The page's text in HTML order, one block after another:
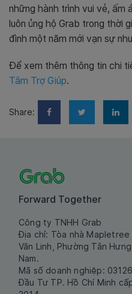
những hành trình vui vẻ, ấm
luôn ủng hộ Grab trong thời
đình một năm mới vạn sự
Để xem thêm thông tin chi
Tâm Trợ Giúp.
Share:
Forward Together
Công ty TNHH Grab
Địa chỉ: Tòa nhà
Văn Linh, Phường Tân
Nam.
Mã số doanh nghiệp:
Đầu Tư TP. Hồ Chí Minh